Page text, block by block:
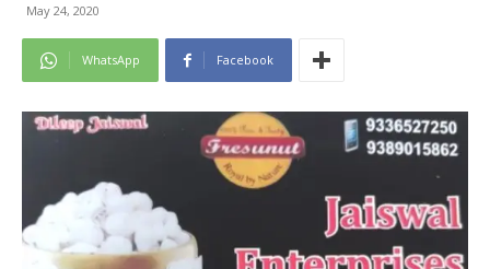
May 24, 2020
WhatsApp Facebook